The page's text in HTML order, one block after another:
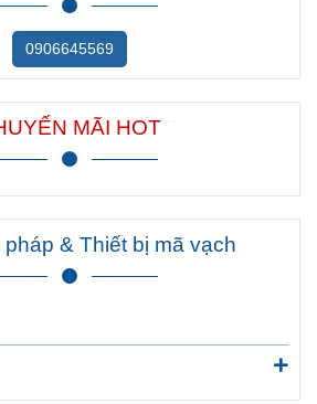
0906645569
MÃI HOT
pháp & Thiết bị mã vạch